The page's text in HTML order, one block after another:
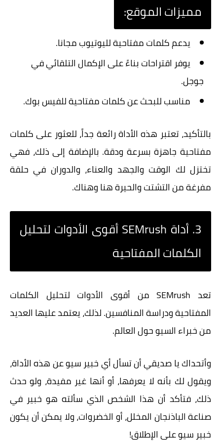
مميزات الموقع:
يدعمكلمات مفتاحية لليوتيوبمجانا.
يوفر اقتراحات بناءً على الإكمال التلقائي في
جوجل.
مناسب للبحث عنكلمات مفتاحيةللفيس بوك.
بالتأكيد، تعتبر هذه الأداة رائعة جداً، للعثور على كلمات
مفتاحية جاهزة بسرعة ودقة. بالإضافة إلى ذلك، فهي
تختزل لك الوقت والجهد والعناء، والدوران في حلقة
مفرغة من التشتت والحيرة هنا وهناك.
3. أداة SEMrush أقوى الأدوات لتحليل
الكلمات المفتاحية
تعد SEMrush من أقوى الأدوات لتحليل الكلمات
المفتاحية ودراسة المنافسين. لذلك، يعتمد عليها العديد
من خبراء السيو حول العالم.
وأتحداك يا صديقي أن تسأل أي خبير سيو عن هذه الأداة،
ويقول لك بأنه لا يعرفها، أو أنها غير مفيدة، ولو حدث
ذلك، فتأكد أن هذا الشخص الذي سألته هو خبير في
صناعة الباذنجان المخلل، أو الخضروات، ولا يمكن أن يكون
خبير سيوعلى الإطلاق!